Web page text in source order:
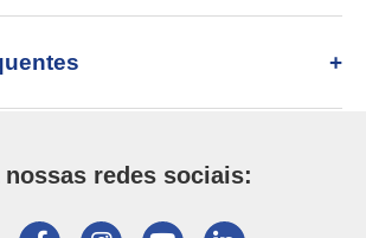
nossas redes sociais: